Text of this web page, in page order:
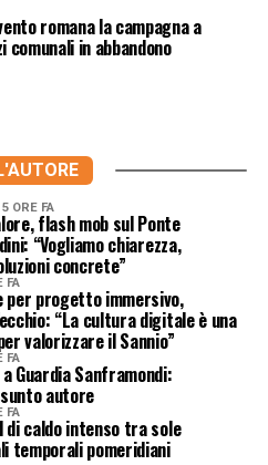
romana la campagna a
in abbandono
5 ORE FA
flash mob sul Ponte
“Vogliamo chiarezza,
concrete”
FA
per progetto immersivo,
“La cultura digitale è una
valorizzare il Sannio”
FA
Guardia Sanframondi:
autore
FA
di caldo intenso tra sole
temporali pomeridiani